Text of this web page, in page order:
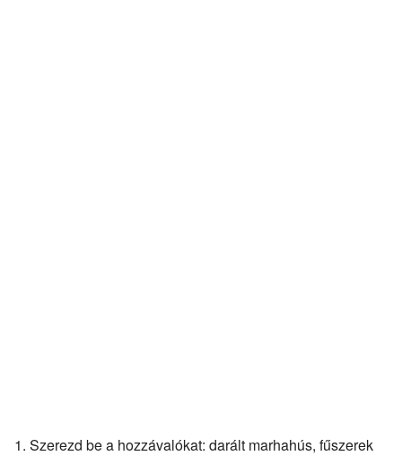
Szerezd be a hozzávalókat: darált marhahús, fűszerek